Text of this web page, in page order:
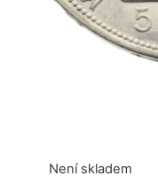
Není skladem